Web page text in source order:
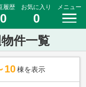
履歴
0
お気に入り
0
メニュー
件一覧
10 棟を表示